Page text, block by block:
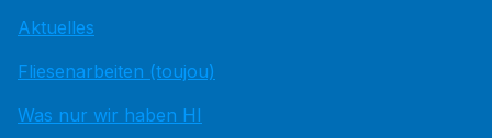
Aktuelles
Fliesenarbeiten (toujou)
Was nur wir haben HI